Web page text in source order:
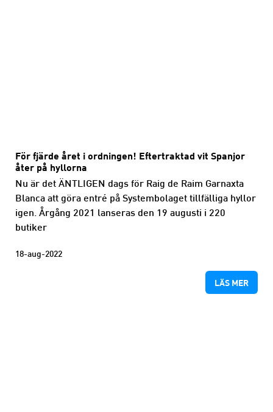
För fjärde året i ordningen! Eftertraktad vit Spanjor
åter på hyllorna
Nu är det ÄNTLIGEN dags för Raig de Raim Garnaxta
Blanca att göra entré på Systembolaget tillfälliga hyllor
igen. Årgång 2021 lanseras den 19 augusti i 220
butiker
18-aug-2022
LÄS MER